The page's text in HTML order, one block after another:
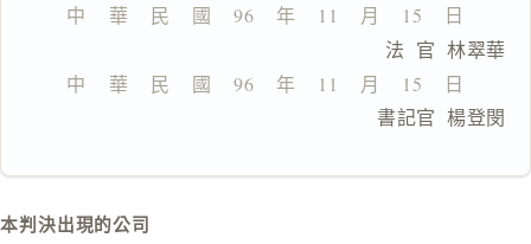
中    華    民    國    96    年    11    月    15    日
                      法  官  林翠華
中    華    民    國    96    年    11    月    15    日
                      書記官  楊登閔
本判決出現的公司
文